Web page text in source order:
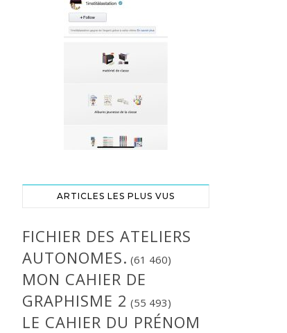
ARTICLES LES PLUS VUS
FICHIER DES ATELIERS
AUTONOMES. (61 460)
MON CAHIER DE
GRAPHISME 2 (55 493)
LE CAHIER DU PRÉNOM